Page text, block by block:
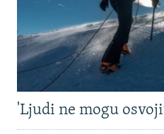
'Ljudi ne mogu